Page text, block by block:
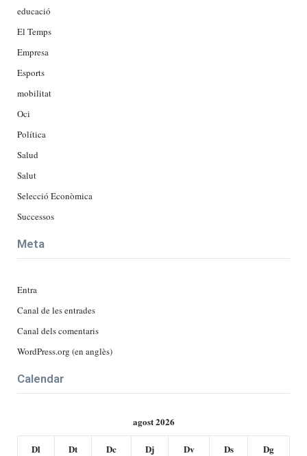
educació
El Temps
Empresa
Esports
mobilitat
Oci
Política
Salud
Salut
Selecció Econòmica
Successos
Meta
Entra
Canal de les entrades
Canal dels comentaris
WordPress.org (en anglès)
Calendar
agost 2026
Dl Dt Dc Dj Dv Ds Dg